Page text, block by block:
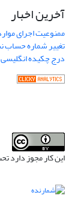
آخرین اخبار
ممنوعیت اجرای
تغییر شماره حساب
درج چکیده انگلیسی
این کار مجوز دارد